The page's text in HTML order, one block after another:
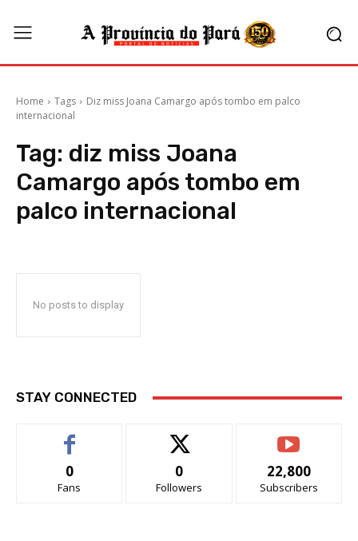
Home Tags
Diz miss Joana Camargo após tombo em palco
internacional
Tag: diz miss Joana
Camargo após tombo em
palco internacional
No posts to display
STAY CONNECTED
0
Fans
0
Followers
22,800
Subscribers